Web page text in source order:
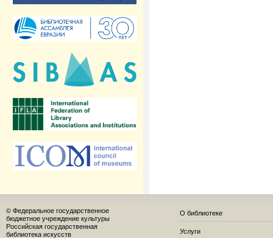
© Федеральное государственное
бюджетное учреждение культуры
Российская государственная
библиотека искусств
О библиотеке
Услуги